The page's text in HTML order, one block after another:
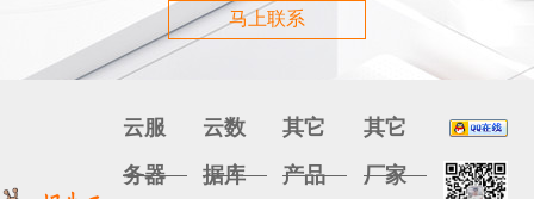
马上联系
云服
务器
云数
据库
其它
产品
其它
厂家